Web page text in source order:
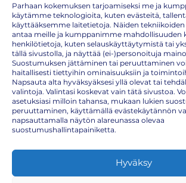
Parhaan kokemuksen tarjoamiseksi me ja
käytämme teknologioita, kuten evästeitä,
käyttääksemme laitetietoja. Näiden
antaa meille ja kumppanimme mahdollisuuden
henkilötietoja, kuten selauskäyttäytymistä tai
tällä sivustolla, ja näyttää (ei-)personoituja
Suostumuksen jättäminen tai peruuttaminen
haitallisesti tiettyihin ominaisuuksiin ja
Napsauta alta hyväksyäksesi yllä olevat tai
valintoja. Valintasi koskevat vain tätä sivustoa.
asetuksiasi milloin tahansa, mukaan lukien
peruuttaminen, käyttämällä evästekäytännön
napsauttamalla näytön alareunassa olevaa
suostumushallintapainiketta.
Hyväksy
Keltakuumerokote – mikä tämä on
tärkeä tietyissä maissa?
Jos olet suunnittelemassa matkaa trooppisiin
Afrikkaan tai Etelä-Amerikkaan, olet ehkä kuullut